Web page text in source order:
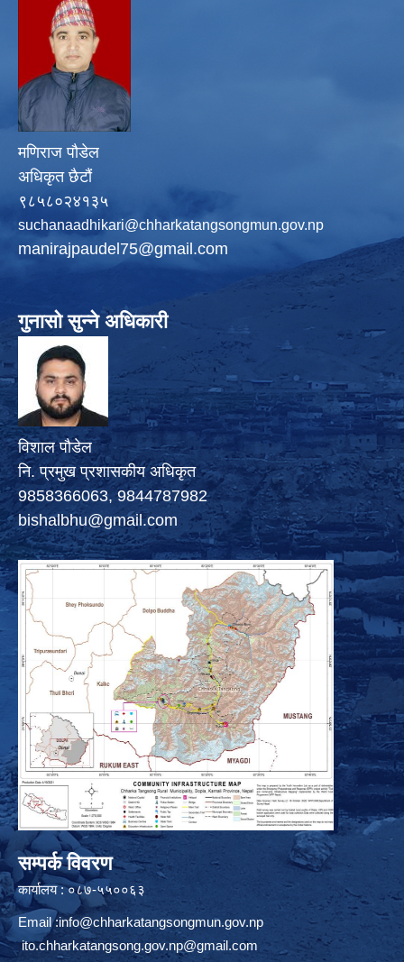
मणिराज पौडेल
अधिकृत छैटौं
९८५८०२४१३५
suchanaadhikari@chharkatangsongmun.gov.np
manirajpaudel75@gmail.com
गुनासो सुन्ने अधिकारी
विशाल पौडेल
नि. प्रमुख प्रशासकीय अधिकृत
9858366063, 9844787982
bishalbhu@gmail.com
सम्पर्क विवरण
कार्यालय : ०८७-५५००६३
Email :info@chharkatangsongmun.gov.np
ito.chharkatangsong.gov.np@gmail.com